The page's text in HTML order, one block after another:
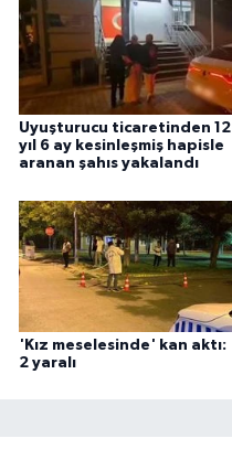
Uyuşturucu ticaretinden 12
yıl 6 ay kesinleşmiş hapisle
aranan şahıs yakalandı
'Kız meselesinde' kan aktı:
2 yaralı